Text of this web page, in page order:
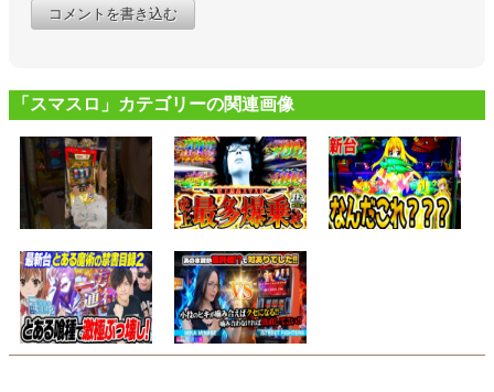
コメントを書き込む
「スマスロ」カテゴリーの関連画像